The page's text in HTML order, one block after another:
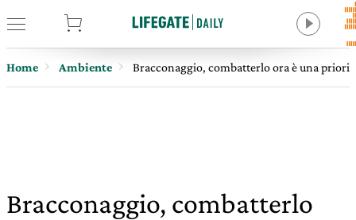
Home Ambiente Bracconaggio, combatterlo ora è una
Bracconaggio, combatterlo